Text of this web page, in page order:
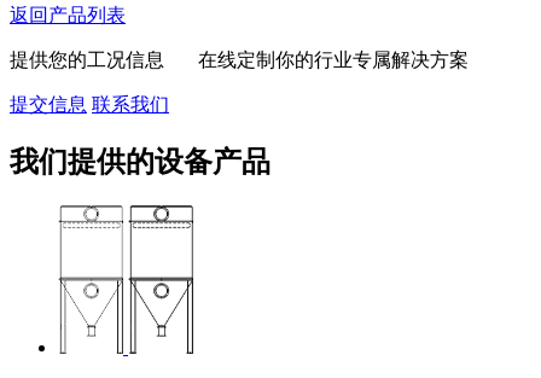
返回产品列表
提供您的工况信息 在线定制你的行业专属解决方案
提交信息 联系我们
我们提供的设备产品